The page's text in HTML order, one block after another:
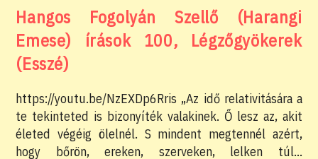
Hangos Fogolyán Szellő (Harangi
Emese) írások 100, Légzőgyökerek
(Esszé)
https://youtu.be/NzEXDp6Rris „Az idő relativitására a
te tekinteted is bizonyíték valakinek. Ő lesz az, akit
életed végéig ölelnél. S mindent megtennél azért,
hogy bőrön, ereken, szerveken, lelken túl…